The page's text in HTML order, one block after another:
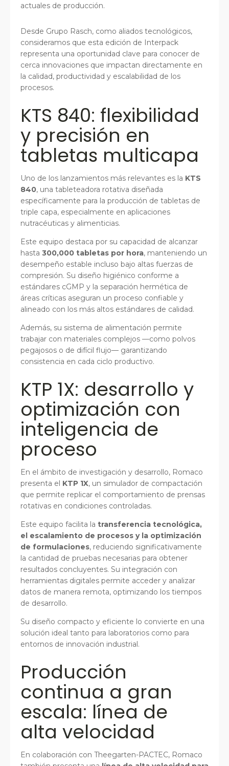
actuales de producción.
Desde Grupo Rasch, como aliados tecnológicos,
consideramos que esta edición de Interpack
representa una oportunidad clave para conocer de
cerca innovaciones que impactan directamente en
la calidad, productividad y escalabilidad de los
procesos.
KTS 840: flexibilidad
y precisión en
tabletas multicapa
Uno de los lanzamientos más relevantes es la KTS
840, una tableteadora rotativa diseñada
específicamente para la producción de tabletas de
triple capa, especialmente en aplicaciones
nutracéuticas y alimenticias.
Este equipo destaca por su capacidad de alcanzar
hasta 300,000 tabletas por hora, manteniendo un
desempeño estable incluso bajo altas fuerzas de
compresión. Su diseño higiénico conforme a
estándares cGMP y la separación hermética de
áreas críticas aseguran un proceso confiable y
alineado con los más altos estándares de calidad.
Además, su sistema de alimentación permite
trabajar con materiales complejos —como polvos
pegajosos o de difícil flujo— garantizando
consistencia en cada ciclo productivo.
KTP 1X: desarrollo y
optimización con
inteligencia de
proceso
En el ámbito de investigación y desarrollo, Romaco
presenta el KTP 1X, un simulador de compactación
que permite replicar el comportamiento de prensas
rotativas en condiciones controladas.
Este equipo facilita la transferencia tecnológica,
el escalamiento de procesos y la optimización
de formulaciones, reduciendo significativamente
la cantidad de pruebas necesarias para obtener
resultados concluyentes. Su integración con
herramientas digitales permite acceder y analizar
datos de manera remota, optimizando los tiempos
de desarrollo.
Su diseño compacto y eficiente lo convierte en una
solución ideal tanto para laboratorios como para
entornos de innovación industrial.
Producción
continua a gran
escala: línea de
alta velocidad
En colaboración con Theegarten-PACTEC, Romaco